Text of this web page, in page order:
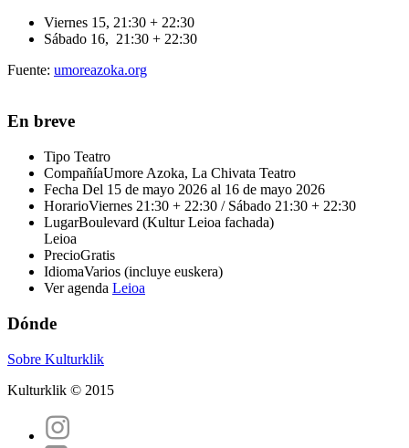
Viernes 15, 21:30 + 22:30
Sábado 16, 21:30 + 22:30
Fuente: umoreazoka.org
En breve
Tipo Teatro
CompañíaUmore Azoka, La Chivata Teatro
Fecha Del 15 de mayo 2026 al 16 de mayo 2026
HorarioViernes 21:30 + 22:30 / Sábado 21:30 + 22:30
LugarBoulevard (Kultur Leioa fachada)
Leioa
PrecioGratis
IdiomaVarios (incluye euskera)
Ver agenda Leioa
Dónde
Sobre Kulturklik
Kulturklik © 2015